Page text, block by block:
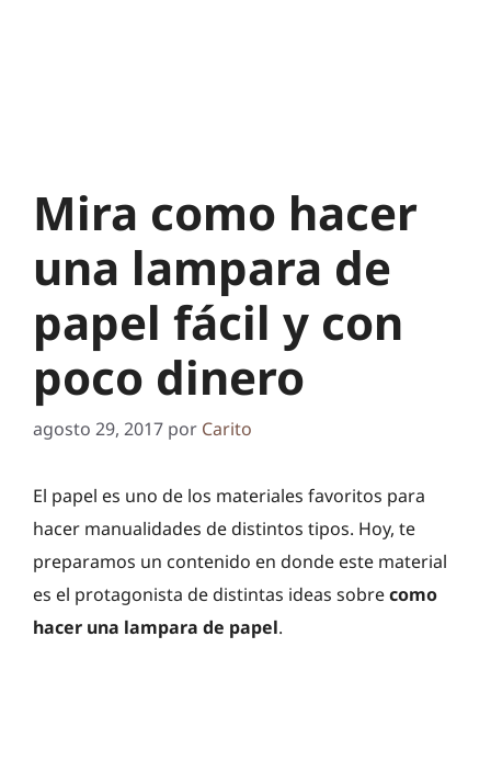
Mira como hacer
una lampara de
papel fácil y con
poco dinero
agosto 29, 2017 por Carito
El papel es uno de los materiales favoritos para
hacer manualidades de distintos tipos. Hoy, te
preparamos un contenido en donde este material
es el protagonista de distintas ideas sobrecomo
hacer una lampara de papel.